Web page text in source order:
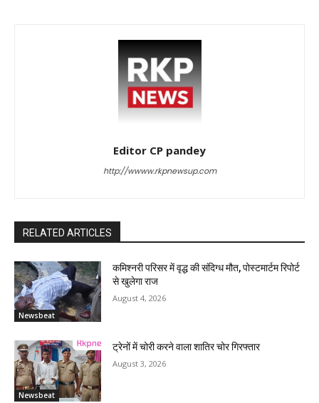
Editor CP pandey
http://wwww.rkpnewsup.com
RELATED ARTICLES
Newsbeat
कमिश्नरी परिसर में वृद्ध की संदिग्ध मौत, पोस्टमार्टम रिपोर्ट
से खुलेगा राज
August 4, 2026
Newsbeat
ट्रेनों में चोरी करने वाला शातिर चोर गिरफ्तार
August 3, 2026